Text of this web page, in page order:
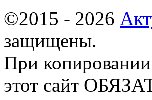
©2015 - 2026
защищены.
При копировании
этот сайт